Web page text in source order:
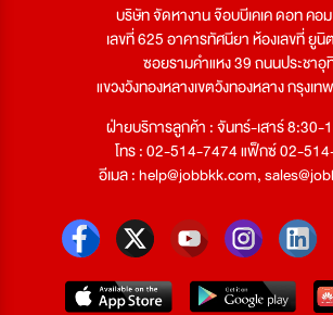
บริษัท จัดหางาน จ๊อบบีเคเค ดอท คอ
เลขที่ 625 อาคารทัศนียา ห้องเลขที่ ยูนิ
ซอยรามคำแหง 39 ถนนประชาอุ
แขวงวังทองหลางเขตวังทองหลาง กรุงเ
ฝ่ายบริการลูกค้า : จันทร์-เสาร์ 8:30-
โทร : 02-514-7474 แฟ็กซ์ 02-
อีเมล :help@jobbkk.com,